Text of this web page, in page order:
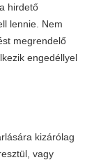
hirdető
lennie. Nem
megrendelő
engedéllyel
kizárólag
vagy